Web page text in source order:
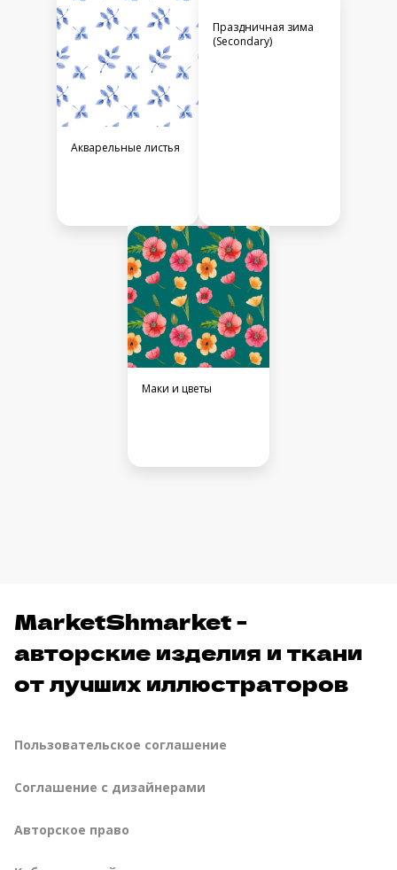
Акварельные листья
Праздничная зима
(Secondary)
Маки и цветы
MarketShmarket -
авторские изделия и ткани
от лучших иллюстраторов
Пользовательское соглашение
Соглашение с дизайнерами
Авторское право